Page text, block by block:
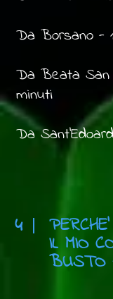
Da Borsano -
Da Beata San
minuti
Da
4
IL MIO
BUSTO